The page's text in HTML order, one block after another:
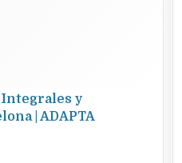
Integrales y
| ADAPTA